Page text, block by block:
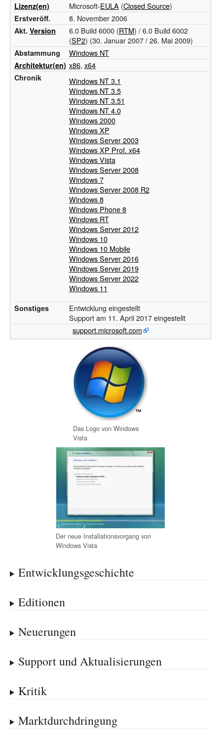
Lizenz(en) Microsoft-EULA (Closed Source)
Erstveröff. 8. November 2006
Akt. Version 6.0 Build 6000 (RTM) / 6.0 Build 6002
(SP2) (30. Januar 2007 / 26. Mai 2009)
Abstammung Windows NT
Architektur(en) x86, x64
Chronik
Windows NT 3.1
Windows NT 3.5
Windows NT 3.51
Windows NT 4.0
Windows 2000
Windows XP
Windows Server 2003
Windows XP Prof. x64
Windows Vista
Windows Server 2008
Windows 7
Windows Server 2008 R2
Windows 8
Windows Phone 8
Windows RT
Windows Server 2012
Windows 10
Windows 10 Mobile
Windows Server 2016
Windows Server 2019
Windows Server 2022
Windows 11
Sonstiges
Entwicklung eingestellt
Support am 11. April 2017 eingestellt
support.microsoft.com
Das Logo von Windows
Vista
Der neue Installationsvorgang von
Windows Vista
Entwicklungsgeschichte
Editionen
Neuerungen
Support und Aktualisierungen
Kritik
Marktdurchdringung